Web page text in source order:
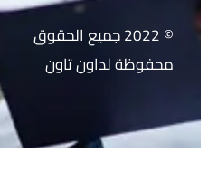
© 2022 جميع الحقوق
محفوظة لداون تاون